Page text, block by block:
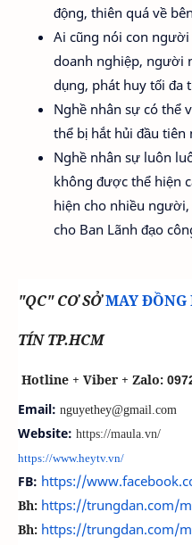
động, thiên quá về
Ai cũng nói con
doanh nghiệp, người
dụng, phát huy tối đa
Nghề nhân sự có thể
thể bị hắt hủi đầu tiên
Nghề nhân sự luôn
không được thể hiện
hiện cho nhiều
cho Ban Lãnh đạo
"QC" CƠ SỞMAY ĐỒNG
TÍN TP.HCM
Hotline + Viber + Zalo:
Email: nguyethey@gmail.com
Website: https://maula.vn/
https://www.heytv.vn/
FB: https://
Bh: https://trungdan.com/
Bh: https://trungdan.com/